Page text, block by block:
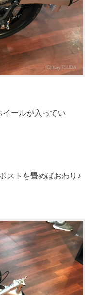
イールが入ってい
ストを畳めばおわり♪